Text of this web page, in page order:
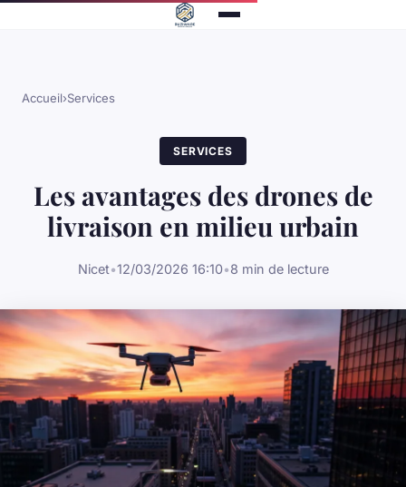
Accueil›Services
SERVICES
Les avantages des drones de
livraison en milieu urbain
Nicet•12/03/2026 16:10•8 min de lecture